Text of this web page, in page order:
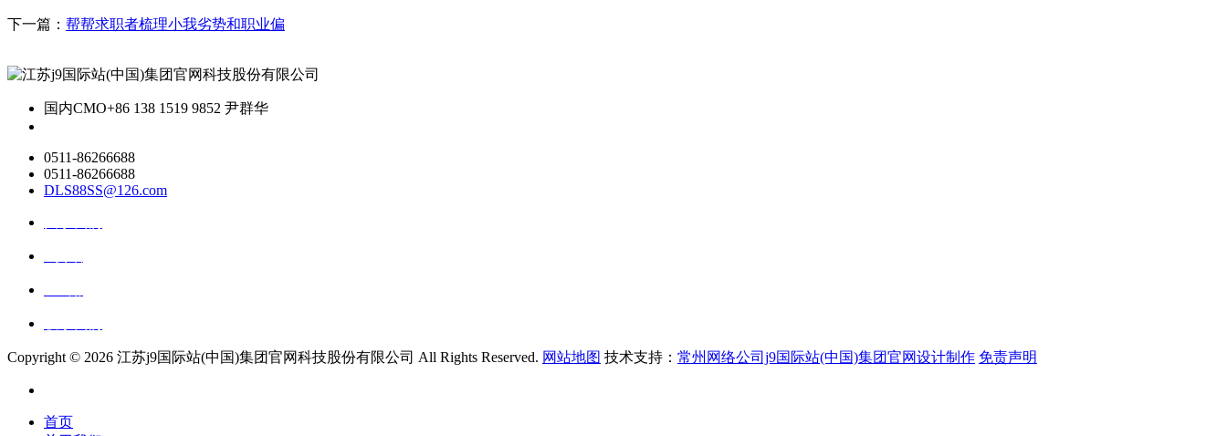
下一篇： 帮帮求职者梳理小我劣势和职业偏
国内CMO+86 138 1519 9852 尹群华
0511-86266688
0511-86266688
DLS88SS@126.com
Copyright © 2026 江苏j9国际站(中国)集团官网科技股份有限公司 All Rights Reserved. 网站地图 技术支持： 常州网络公司j9国际站(中国)集团官网设计制作 免责声明
首页